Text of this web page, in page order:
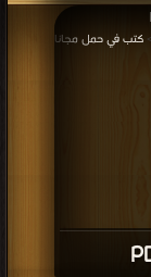
كتب في حمل مجانا